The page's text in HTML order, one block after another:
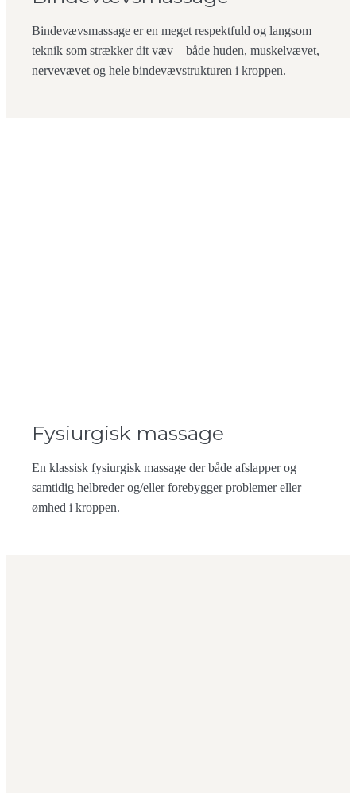
Fysiurgisk massage
En klassisk fysiurgisk massage der både afslapper og
samtidig helbreder og/eller forebygger problemer eller
ømhed i kroppen.
Bindevævsmassage er en meget respektfuld og langsom
teknik som strækker dit væv – både huden, muskelvævet,
nervevævet og hele bindevævstrukturen i kroppen.